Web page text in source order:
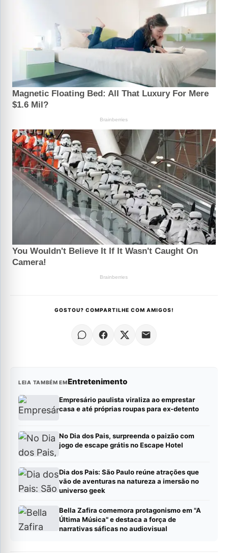
GOSTOU? COMPARTILHE COM AMIGOS!
LEIA TAMBÉM EMEntretenimento
Empresário paulista viraliza ao emprestar
casa e até próprias roupas para ex-detento
No Dia dos Pais, surpreenda o paizão com
jogo de escape grátis no Escape Hotel
Dia dos Pais: São Paulo reúne atrações que
vão de aventuras na natureza a imersão no
universo geek
Bella Zafira comemora protagonismo em "A
Última Música" e destaca a força de
narrativas sáficas no audiovisual